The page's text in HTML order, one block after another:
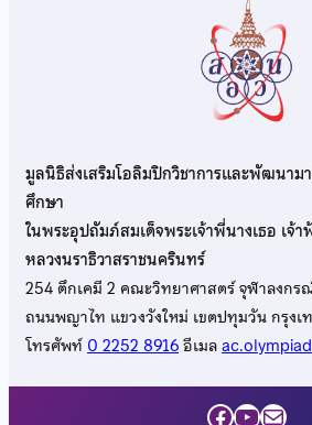
มูลนิธิส่งเสริมโอลิมปิกวิชาการและพัฒนาม
ศึกษา
ในพระอุปถัมภ์สมเด็จพระเจ้าพี่นางเธอ เ
หลวงนราธิวาสราชนครินทร์
254 ตึกเคมี 2 คณะวิทยาศาสตร์ จุฬาลงกร
ถนนพญาไท แขวงวังใหม่ เขตปทุมวัน กรุง
โทรศัพท์0 2252 8916อีเมล
Facebook
Mail